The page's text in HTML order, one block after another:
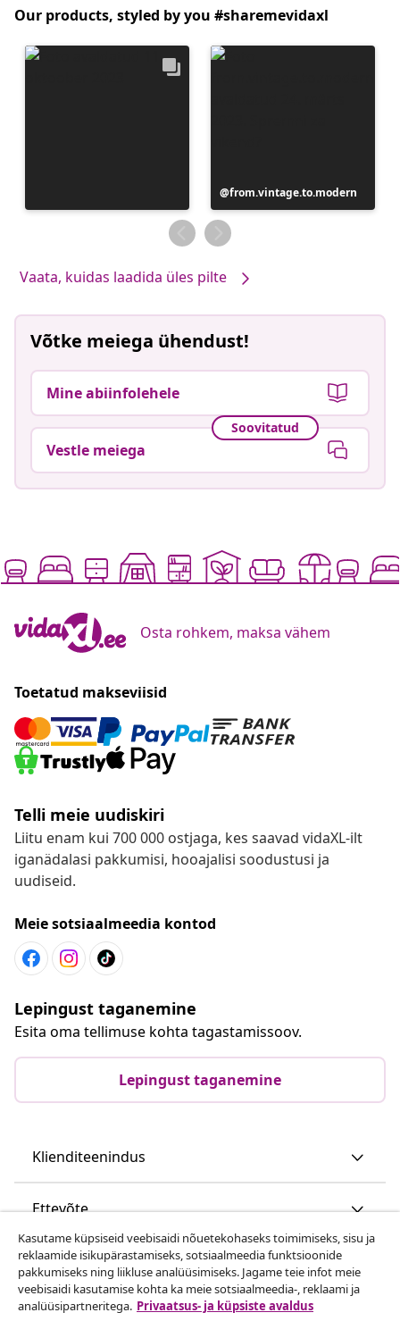
Our products, styled by you #sharemevidaxl
Postitus
avaldatud
from.vintage.to.modern
Vaata, kuidas laadida üles pilte
Võtke meiega ühendust!
Mine abiinfolehele
Soovitatud
Vestle meiega
Osta rohkem, maksa vähem
Toetatud makseviisid
Telli meie uudiskiri
Liitu enam kui 700 000 ostjaga, kes saavad vidaXL-ilt
iganädalasi pakkumisi, hooajalisi soodustusi ja
uudiseid.
Meie sotsiaalmeedia kontod
Lepingust taganemine
Esita oma tellimuse kohta tagastamissoov.
Lepingust taganemine
Klienditeenindus
Ettevõte
vidaXL
Vaata rohkem
Kasutame küpsiseid veebisaidi nõuetekohaseks toimimiseks, sisu ja
reklaamide isikupärastamiseks, sotsiaalmeedia funktsioonide
pakkumiseks ning liikluse analüüsimiseks. Jagame teie infot meie
veebisaidi kasutamise kohta ka meie sotsiaalmeedia-, reklaami ja
analüüsipartneritega. Privaatsus- ja küpsiste avaldus